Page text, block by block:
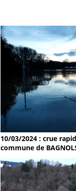
10/03/2024 : crue
commune de